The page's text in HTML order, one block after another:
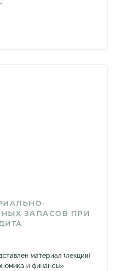
ЗАПАСОВ ПРИ
материал (лекции)
и финансы»